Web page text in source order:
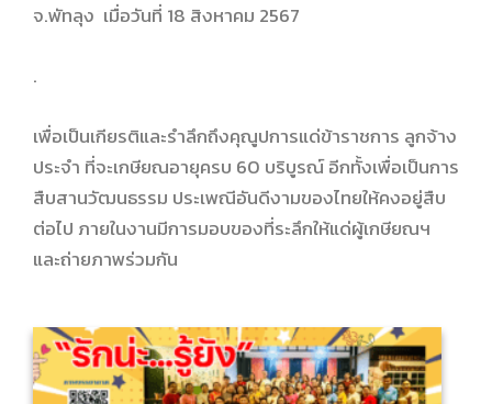
จ.พัทลุง เมื่อวันที่ 18 สิงหาคม 2567
.
เพื่อเป็นเกียรติและรำลึกถึงคุณูปการแด่ข้าราชการ ลูกจ้าง
ประจำ ที่จะเกษียณอายุครบ 60 บริบูรณ์ อีกทั้งเพื่อเป็นการ
สืบสานวัฒนธรรม ประเพณีอันดีงามของไทยให้คงอยู่สืบ
ต่อไป ภายในงานมีการมอบของที่ระลึกให้แด่ผู้เกษียณฯ
และถ่ายภาพร่วมกัน